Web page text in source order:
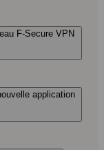
F-Secure VPN
application